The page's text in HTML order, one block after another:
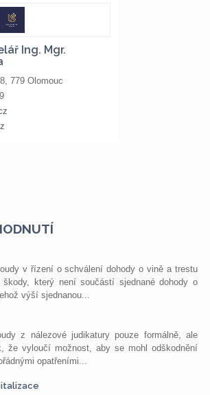
v řízení o schválení dohody o vině a trestu
škody, který není součástí sjednané dohody o
výší sjednanou...
z nálezové judikatury pouze formálně, ale
že vyloučí možnost, aby se mohl odškodnění
opatřeními...